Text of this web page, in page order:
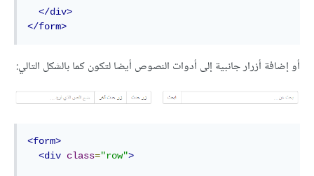
</div>
</form>
أو إضافة أزرار جانبية إلى أدوات النصوص أيضا لتكون كما بالشكل التالي:
<form>
<div class="row">